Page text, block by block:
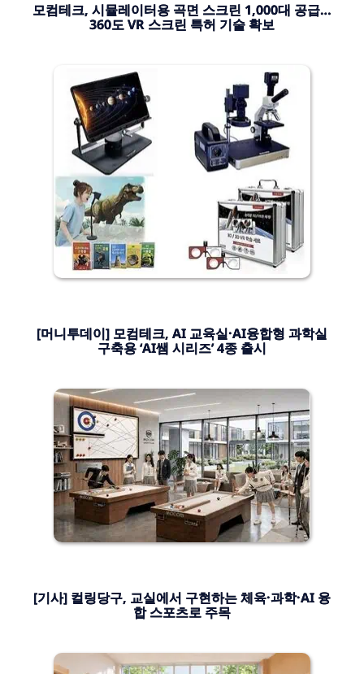
모컴테크, 시뮬레이터용 곡면 스크린 1,000대 공급…
360도 VR 스크린 특허 기술 확보
[머니투데이] 모컴테크, AI 교육실·AI융합형 과학실
구축용 ‘AI쌤 시리즈’ 4종 출시
[기사] 컬링당구, 교실에서 구현하는 체육·과학·AI 융
합 스포츠로 주목